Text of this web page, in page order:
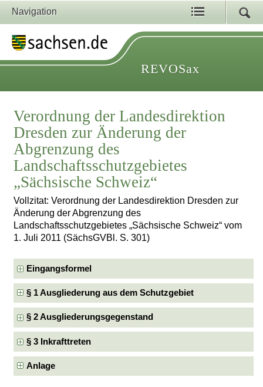
Navigation
REVOSax
Verordnung der Landesdirektion
Dresden zur Änderung der
Abgrenzung des
Landschaftsschutzgebietes
„Sächsische Schweiz“
Vollzitat: Verordnung der Landesdirektion Dresden zur
Änderung der Abgrenzung des
Landschaftsschutzgebietes „Sächsische Schweiz“ vom
1. Juli 2011 (SächsGVBl. S. 301)
Eingangsformel
§ 1 Ausgliederung aus dem Schutzgebiet
§ 2 Ausgliederungsgegenstand
§ 3 Inkrafttreten
Anlage